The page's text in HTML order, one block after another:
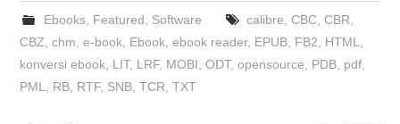
Ebooks, Featured Software calibre CBC, CBR
CBZ ,chm ,e-book Ebook ,ebook reader, EPUB FB2 HTML
konversi ebook LIT, LRF, MOBI ,ODT,opensource PDB pdf
PML
RB RTF, SNB ,TCR ,TXT